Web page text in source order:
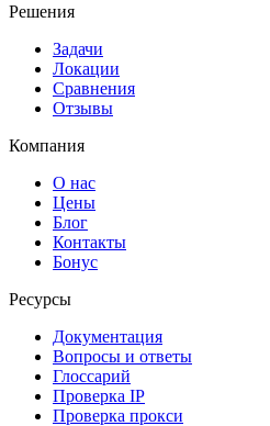
Решения
Задачи
Локации
Сравнения
Отзывы
Компания
О нас
Цены
Блог
Контакты
Бонус
Ресурсы
Документация
Вопросы и ответы
Глоссарий
Проверка IP
Проверка прокси